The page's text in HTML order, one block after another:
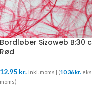
Bordløber Sizoweb B:30
Rød
12.95 kr. Inkl. moms | (10.36 kr.
moms)